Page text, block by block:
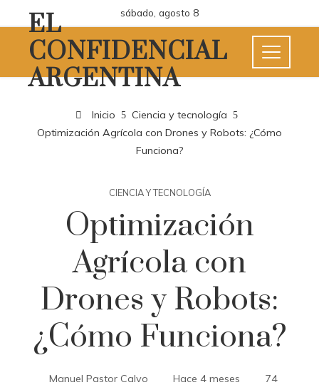
sábado, agosto 8
EL
CONFIDENCIAL
ARGENTINA
Inicio
Ciencia y tecnología
Optimización Agrícola con Drones y Robots: ¿Cómo
Funciona?
CIENCIA Y TECNOLOGÍA
Optimización
Agrícola con
Drones y Robots:
¿Cómo Funciona?
Manuel Pastor Calvo Hace 4 meses 74